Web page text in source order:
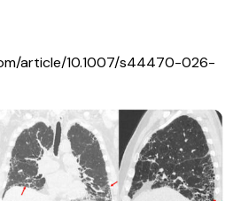
article/10.1007/s44470-026-